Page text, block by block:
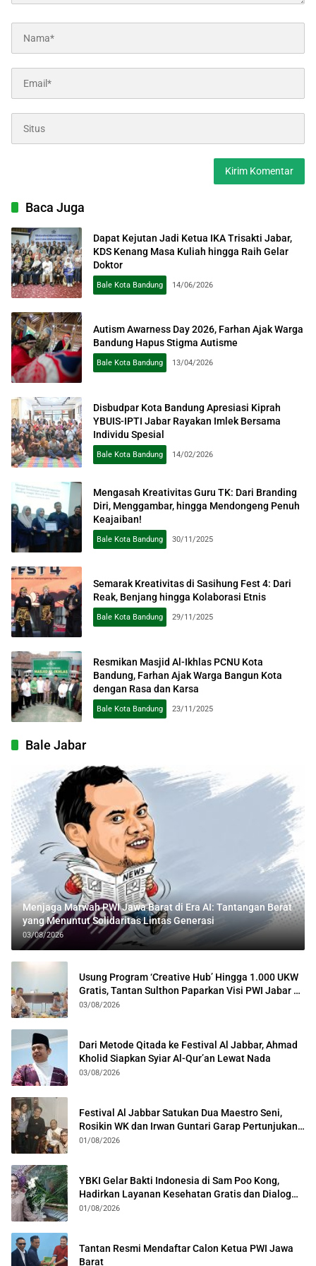
Baca Juga
Dapat Kejutan Jadi Ketua IKA Trisakti Jabar,
KDS Kenang Masa Kuliah hingga Raih Gelar
Doktor
Bale Kota Bandung 14/06/2026
Autism Awarness Day 2026, Farhan Ajak Warga
Bandung Hapus Stigma Autisme
Bale Kota Bandung 13/04/2026
Disbudpar Kota Bandung Apresiasi Kiprah
YBUIS-IPTI Jabar Rayakan Imlek Bersama
Individu Spesial
Bale Kota Bandung 14/02/2026
Mengasah Kreativitas Guru TK: Dari Branding
Diri, Menggambar, hingga Mendongeng Penuh
Keajaiban!
Bale Kota Bandung 30/11/2025
Semarak Kreativitas di Sasihung Fest 4: Dari
Reak, Benjang hingga Kolaborasi Etnis
Bale Kota Bandung 29/11/2025
Resmikan Masjid Al-Ikhlas PCNU Kota
Bandung, Farhan Ajak Warga Bangun Kota
dengan Rasa dan Karsa
Bale Kota Bandung 23/11/2025
Bale Jabar
Menjaga Marwah PWI Jawa Barat di Era AI: Tantangan Berat
yang Menuntut Solidaritas Lintas Generasi
03/08/2026
Usung Program ‘Creative Hub’ Hingga 1.000 UKW
Gratis, Tantan Sulthon Paparkan Visi PWI Jabar di
Kota Bogor
03/08/2026
Dari Metode Qitada ke Festival Al Jabbar, Ahmad
Kholid Siapkan Syiar Al-Qur’an Lewat Nada
03/08/2026
Festival Al Jabbar Satukan Dua Maestro Seni,
Rosikin WK dan Irwan Guntari Garap Pertunjukan
Kolosal
01/08/2026
YBKI Gelar Bakti Indonesia di Sam Poo Kong,
Hadirkan Layanan Kesehatan Gratis dan Dialog
Kebangsaan
01/08/2026
Tantan Resmi Mendaftar Calon Ketua PWI Jawa
Barat